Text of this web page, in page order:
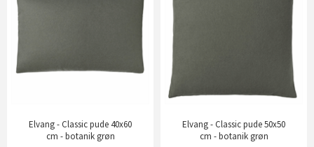
Elvang - Classic pude 40x60
cm - botanik grøn
Elvang - Classic pude 50x50
cm - botanik grøn